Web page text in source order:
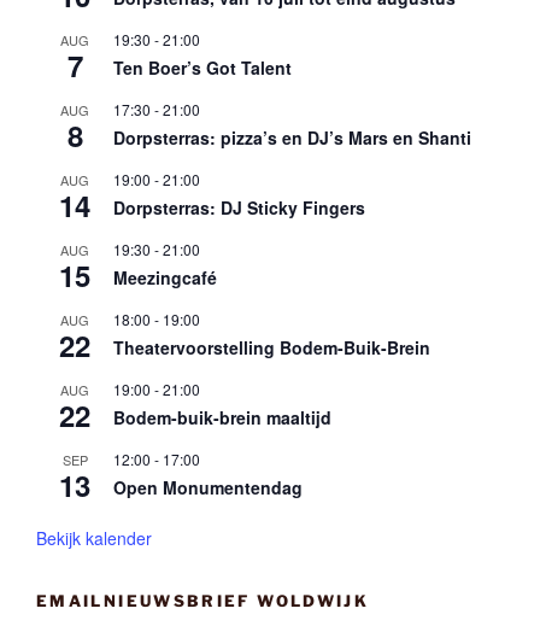
AUG
7
19:30 -21:00
Ten Boer’s Got Talent
AUG
8
17:30 -21:00
Dorpsterras: pizza’s en DJ’s Mars en Shanti
AUG
14
19:00 -21:00
Dorpsterras: DJ Sticky Fingers
AUG
15
19:30 -21:00
Meezingcafé
AUG
22
18:00 - 19:00
Theatervoorstelling Bodem-Buik-Brein
AUG
22
19:00 -21:00
Bodem-buik-brein maaltijd
SEP
13
12:00 - 17:00
Open Monumentendag
Bekijk kalender
EMAILNIEUWSBRIEF WOLDWIJK